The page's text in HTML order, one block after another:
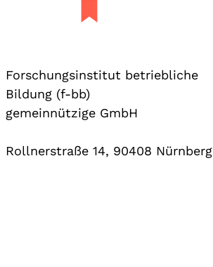
Forschungsinstitut betriebliche
Bildung (f-bb)
gemeinnützige GmbH
Rollnerstraße 14, 90408 Nürnberg